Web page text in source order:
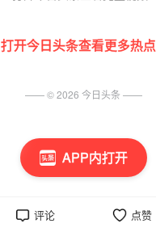
APP内打开
打开今日头条查看更多热点
评论 点赞
—— ©2026 今日头条 ——